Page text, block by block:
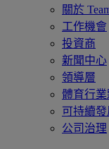
關於
工作機會
投資商
新聞中心
領導層
體育行
可持續
公司治理